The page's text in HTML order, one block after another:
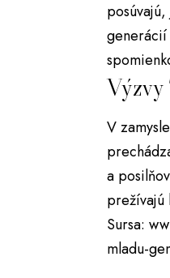
generácií
Výzvy
V
a
prežívajú
Sursa:
mladu-